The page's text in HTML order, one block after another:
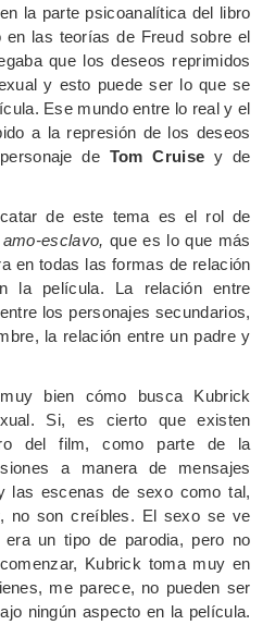
la parte psicoanalítica del libro
las teorías de Freud sobre el
que los deseos reprimidos
y esto puede ser lo que se
Ese mundo entre lo real y el
a la represión de los deseos
de Tom Cruise y de
de este tema es el rol de
amo-esclavo, que es lo que más
en todas las formas de relación
la película. La relación entre
los personajes secundarios,
la relación entre un padre y
bien cómo busca Kubrick
Si, es cierto que existen
del film, como parte de la
a manera de mensajes
las escenas de sexo como tal,
no son creíbles. El sexo se ve
un tipo de parodia, pero no
Kubrick toma muy en
me parece, no pueden ser
ningún aspecto en la película.